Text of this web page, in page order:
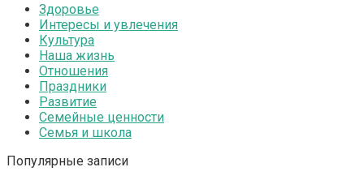
Здоровье
Интересы и увлечения
Культура
Наша жизнь
Отношения
Праздники
Развитие
Семейные ценности
Семья и школа
Популярные записи